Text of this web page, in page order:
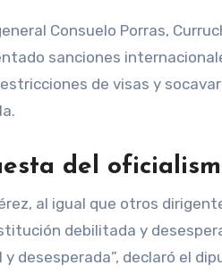
Consuelo Porras,
sanciones
de visas y
del
al igual que otros
debilitada y
y desesperada”, declaró el